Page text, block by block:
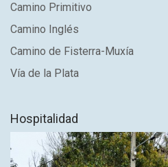
Camino Primitivo
Camino Inglés
Camino de Fisterra-Muxía
Vía de la Plata
Hospitalidad